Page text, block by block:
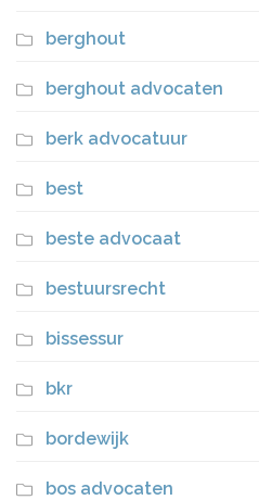
berghout
berghout advocaten
berk advocatuur
best
beste advocaat
bestuursrecht
bissessur
bkr
bordewijk
bos advocaten